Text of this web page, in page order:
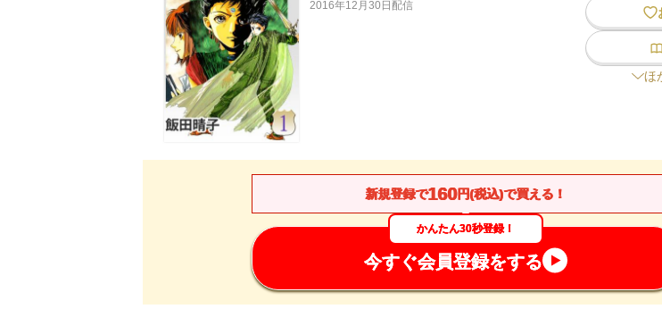
2016年12月30日 配信
ほ
新規登録で160円(税込)で買える！
かんたん30秒登録！
今すぐ会員登録をする